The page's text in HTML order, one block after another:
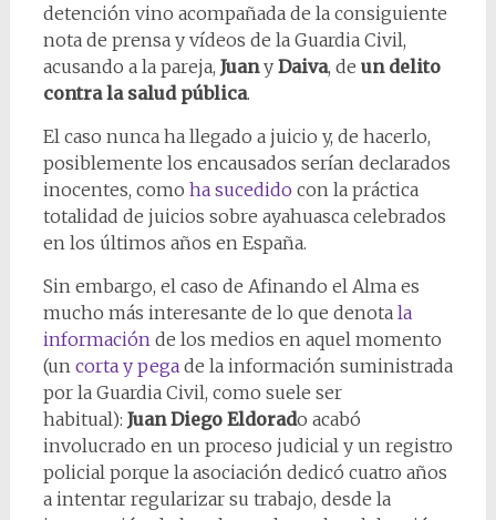
detención vino acompañada de la consiguiente
nota de prensa y vídeos de la Guardia Civil,
acusando a la pareja, Juany Daiva, de un delito
contra la salud pública.
El caso nunca ha llegado a juicio y, de hacerlo,
posiblemente los encausados serían declarados
inocentes, como ha sucedido con la práctica
totalidad de juicios sobre ayahuasca celebrados
en los últimos años en España.
Sin embargo, el caso de Afinando el Alma es
mucho más interesante de lo que denota la
información de los medios en aquel momento
(un corta y pegade la información suministrada
por la Guardia Civil, como suele ser
habitual): Juan Diego Eldorado acabó
involucrado en un proceso judicial y un registro
policial porque la asociación dedicó cuatro años
a intentar regularizar su trabajo, desde la